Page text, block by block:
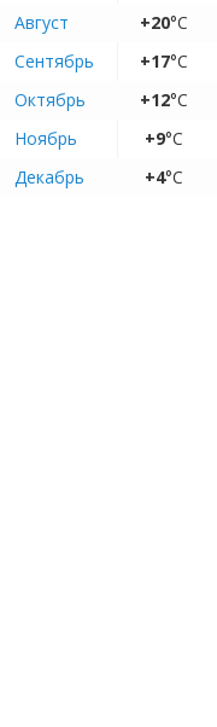
Август
+20°C
Сентябрь
+17°C
Октябрь
+12°C
Ноябрь
+9°C
Декабрь
+4°C